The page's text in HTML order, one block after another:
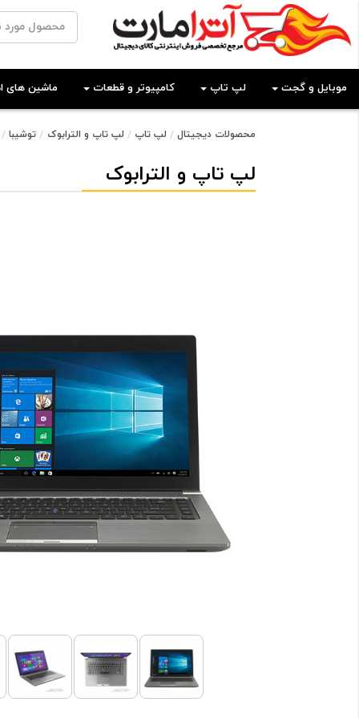
موبایل و گجت لپ تاپ کامپیوتر و قطعات ماشین های
محصولات دیجیتال لپ تاپ لپ تاپ و الترابوک توشیبا
لپ تاپ و الترابوک